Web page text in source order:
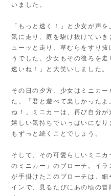
いました。
「もっと速く！」と少女が声
気に走り、庭を駆け抜けてい
ューッと走り、草むらをすり
うでした。少女もその後ろを
速いね！」と大笑いしました。
その日の夕方、少女はミニカ
た。「君と遊べて楽しかった
ね！」ミニカーは、再び自分が
嬉しい気持ちでいっぱいにな
もずっと続くことでしょう。
そして、その可愛らしいミニ
のミニカー」のブローチ。イラ
が手掛けたこのブローチは、
インで、見るたびにあの頃の